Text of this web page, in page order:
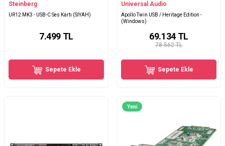
Steinberg
UR12 MK3 - USB-C Ses Kartı (SİYAH)
7.499 TL
Sepete Ekle
Universal Audio
Apollo Twin USB / Heritage Edition -
(Windows)
78.562 TL
69.134TL
Sepete Ekle
Yeni